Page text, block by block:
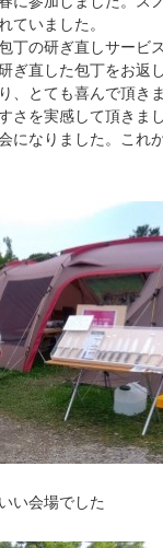
ていました。
丁の研ぎ直しサービ
ぎ直した包丁をお返
、とても喜んで頂き
さを実感して頂きま
になりました。これ
い会場でした